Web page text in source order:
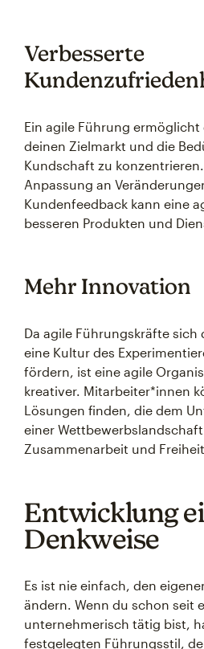
Verbesserte
Ein agile Führung ermöglicht
deinen Zielmarkt und die
Kundschaft zu
Anpassung an
Kundenfeedback kann eine
besseren Produkten und
Mehr Innovation
Da agile Führungskräfte
eine Kultur des
fördern, ist eine agile
kreativer. Mitarbeiter*innen
Lösungen finden, die dem
einer
Zusammenarbeit und
Entwicklung
Denkweise
Es ist nie einfach, den
ändern. Wenn du schon seit
unternehmerisch tätig bist,
festgelegten Führungsstil,